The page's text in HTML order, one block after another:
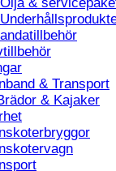
& Transport
& Kajaker